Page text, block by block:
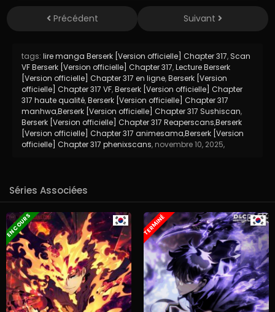
Précédent Suivant
tags: lire manga Berserk [Version officielle] Chapter 317, Scan
VF Berserk [Version officielle] Chapter 317,Lecture Berserk
[Version officielle] Chapter 317 en ligne,Berserk [Version
officielle] Chapter 317 VF,Berserk [Version officielle] Chapter
317 haute qualité,Berserk [Version officielle] Chapter 317
manhwa,Berserk [Version officielle] Chapter 317 Sushiscan,
Berserk [Version officielle] Chapter 317 Reaperscans,Berserk
[Version officielle] Chapter 317 animesama,Berserk [Version
officielle] Chapter 317 phenixscans, novembre 10, 2025,
Séries Associées
EN COURS TERMINÉ